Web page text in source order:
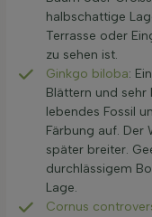
halbschattige
Terrasse oder
zu sehen ist.
Ginkgo biloba:
Blättern und sehr
lebendes Fossil
Färbung auf. Der
später breiter.
durchlässigem
Lage.
Cornus